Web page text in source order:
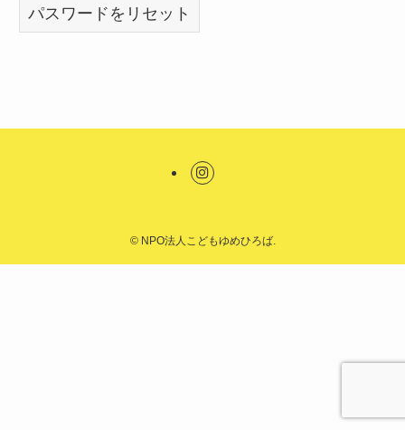
パスワードをリセット
©NPO法人こどもゆめひろば.